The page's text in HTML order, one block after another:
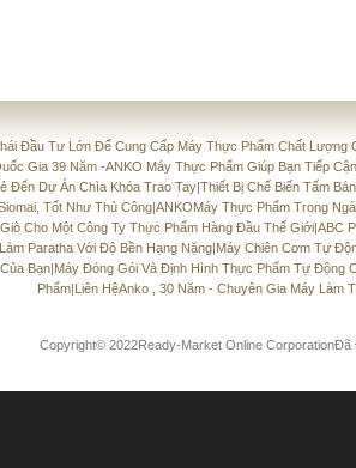
Đầu Tư Lớn Để Cung Cấp Máy Thực Phẩm Chất Lượng
Gia 39 Năm -ANKO Máy Thực Phẩm Giúp Bạn Tiếp
Đến Dự Án Chìa Khóa Trao Tay|Thiết Bị Chế Biến Tấm
Tốt Như Thủ Công|ANKOMáy Thực Phẩm Trong
Cho Một Công Ty Thực Phẩm Hàng Đầu Thế Giới|ABC
Paratha Với Độ Bền Hạng Nặng|Máy Chiên Cơm Tự
Bạn|Máy Đóng Gói Và Định Hình Thực Phẩm Tự Động
Phẩm|Liên HệAnko , 30 Năm - Chuyên Gia Máy Làm
Copyright© 2022Ready-Market Online